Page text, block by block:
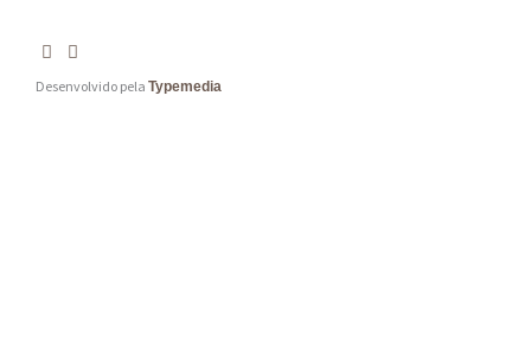
Desenvolvido pela Typemedia